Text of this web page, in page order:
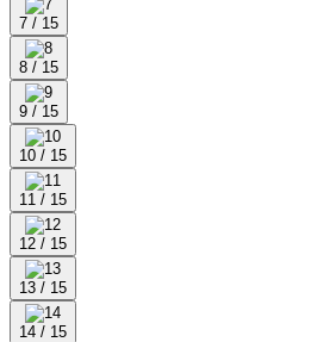
7 / 15
8 / 15
9 / 15
10 / 15
11 / 15
12 / 15
13 / 15
14 / 15